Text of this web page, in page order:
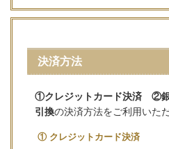
決済方法
①クレジットカード決済 ②
引換の決済方法をご利用いた
① クレジットカード決済